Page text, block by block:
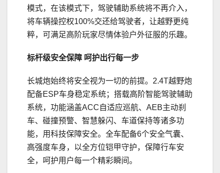
模式，在该模式下，驾驶辅助系统将不再介入，
将车辆操控权100%交还给驾驶者，让越野更纯
粹，可满足高阶玩家尽情体验户外征服的乐趣。
标杆级安全保障 呵护出行每一步
长城炮始终将安全视为一切的前提。2.4T越野炮
配备ESP车身稳定系统；搭载高阶智能驾驶辅助
系统，功能涵盖ACC自适应巡航、AEB主动刹
车、碰撞预警、智慧躲闪、车道保持等诸多功
能，用科技保障安全。全车配备6个安全气囊、
高强度车身，以全方位铠甲守护，保障行车安
全，呵护用户每一个精彩瞬间。